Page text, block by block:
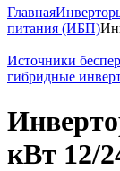
Главная
питания (ИБП)
Источники
гибридные
кВт 12/